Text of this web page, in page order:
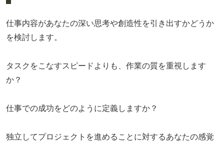
仕事内容があなたの深い思考や創造性を引き出すかどうか
を検討します。
タスクをこなすスピードよりも、作業の質を重視します
か？
仕事での成功をどのように定義しますか？
独立してプロジェクトを進めることに対するあなたの感覚